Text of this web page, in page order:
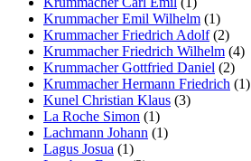
Krummacher Emil Wilhelm (1)
Krummacher Friedrich Adolf(2)
Krummacher Friedrich Wilhelm (4)
Krummacher Gottfried Daniel (2)
Krummacher Hermann Friedrich (1)
Kunel Christian Klaus (3)
La Roche Simon (1)
Lachmann Johann (1)
Lagus Josua (1)